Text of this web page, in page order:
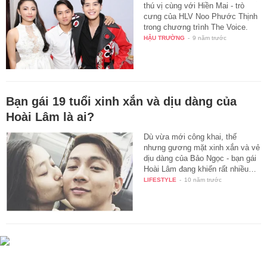
thú vị cùng với Hiền Mai - trò
cưng của HLV Noo Phước Thịnh
trong chương trình The Voice.
HẬU TRƯỜNG - 9 năm trước
Bạn gái 19 tuổi xinh xắn và dịu dàng của
Hoài Lâm là ai?
Dù vừa mới công khai, thế
nhưng gương mặt xinh xắn và vẻ
dịu dàng của Bảo Ngọc - bạn gái
Hoài Lâm đang khiến rất nhiều…
LIFESTYLE - 10 năm trước